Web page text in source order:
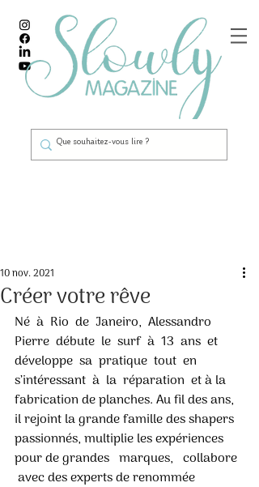
Créer votre rêve
10 nov. 2021
Né  à  Rio  de  Janeiro,  Alessandro
Pierre  débute  le  surf  à  13  ans  et
développe  sa  pratique  tout  en
s’intéressant  à  la  réparation  et à la
fabrication de planches. Au fil des ans,
il rejoint la grande famille des shapers
passionnés, multiplie les expériences
pour de grandes   marques,   collabore
avec des experts de renommée